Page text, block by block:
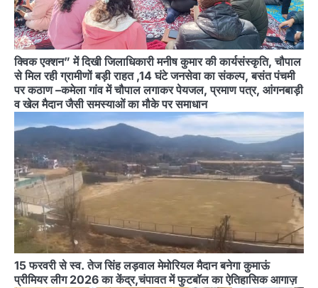
क्विक एक्शन” में दिखी जिलाधिकारी मनीष कुमार की कार्यसंस्कृति, चौपाल
से मिल रही ग्रामीणों बड़ी राहत ,14 घंटे जनसेवा का संकल्प, बसंत पंचमी
पर कठाण –कमेला गांव में चौपाल लगाकर पेयजल, प्रमाण पत्र, आंगनबाड़ी
व खेल मैदान जैसी समस्याओं का मौके पर समाधान
15 फरवरी से स्व. तेज सिंह लड़वाल मेमोरियल मैदान बनेगा कुमाऊं
प्रीमियर लीग 2026 का केंद्र,चंपावत में फुटबॉल का ऐतिहासिक आगाज़